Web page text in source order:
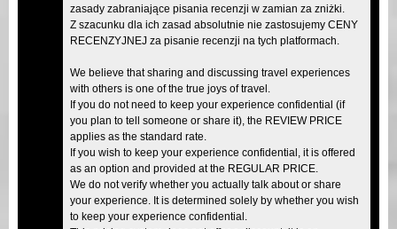
zasady zabraniające pisania recenzji w zamian za zniżki.
Z szacunku dla ich zasad absolutnie nie zastosujemy CENY
RECENZYJNEJ za pisanie recenzji na tych platformach.
We believe that sharing and discussing travel experiences
with others is one of the true joys of travel.
If you do not need to keep your experience confidential (if
you plan to tell someone or share it), the REVIEW PRICE
applies as the standard rate.
If you wish to keep your experience confidential, it is offered
as an option and provided at the REGULAR PRICE.
We do not verify whether you actually talk about or share
your experience. It is determined solely by whether you wish
to keep your experience confidential.